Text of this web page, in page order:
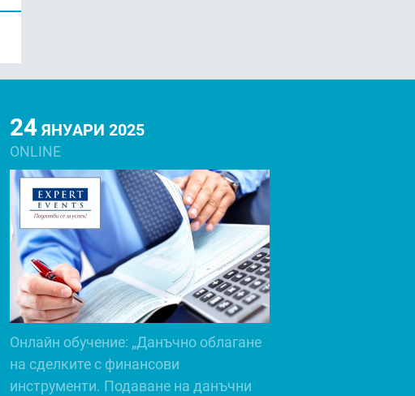
24ЯНУАРИ 2025
ONLINE
Онлайн обучение: „Данъчно облагане
на сделките с финансови
инструменти. Подаване на данъчни